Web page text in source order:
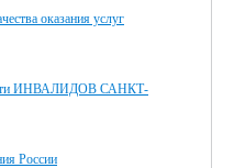
оказания услуг
ИНВАЛИДОВ САНКТ-
России